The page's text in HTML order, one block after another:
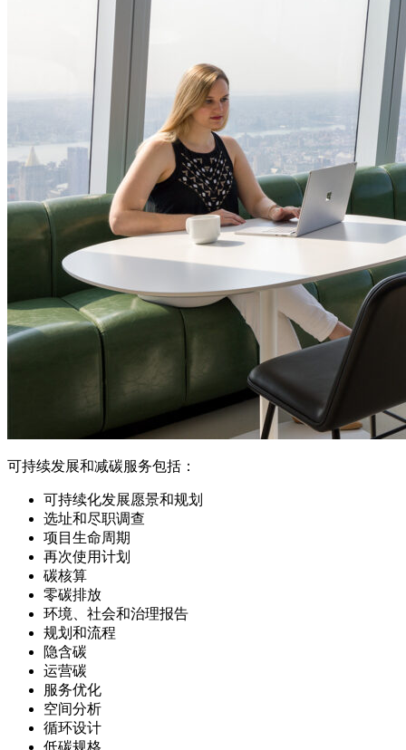
可持续发展和减碳服务包括：
可持续化发展愿景和规划
选址和尽职调查
项目生命周期
再次使用计划
碳核算
零碳排放
环境、社会和治理报告
规划和流程
隐含碳
运营碳
服务优化
空间分析
循环设计